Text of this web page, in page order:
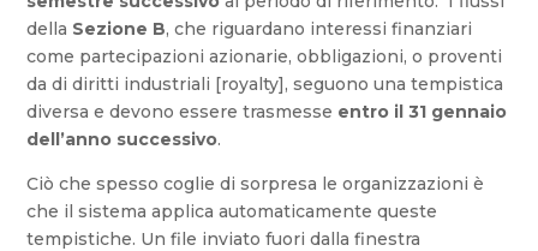
della Sezione B, che riguardano interessi finanziari
come partecipazioni azionarie, obbligazioni, o proventi
da di diritti industriali [royalty], seguono una tempistica
diversa e devono essere trasmesse entro il 31 gennaio
dell’anno successivo.
Ciò che spesso coglie di sorpresa le organizzazioni è
che il sistema applica automaticamente queste
tempistiche. Un file inviato fuori dalla finestra